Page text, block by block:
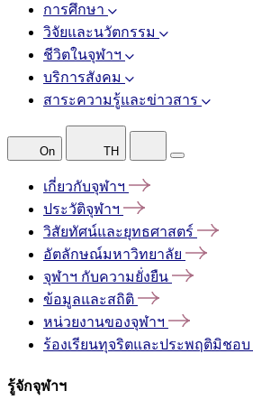
การศึกษา
วิจัยและนวัตกรรม
ชีวิตในจุฬาฯ
บริการสังคม
สาระความรู้และข่าวสาร
On TH
เกี่ยวกับจุฬาฯ
ประวัติจุฬาฯ
วิสัยทัศน์และยุทธศาสตร์
อัตลักษณ์มหาวิทยาลัย
จุฬาฯ กับความยั่งยืน
ข้อมูลและสถิติ
หน่วยงานของจุฬาฯ
ร้องเรียนทุจริตและประพฤติมิชอบ
รู้จักจุฬาฯ